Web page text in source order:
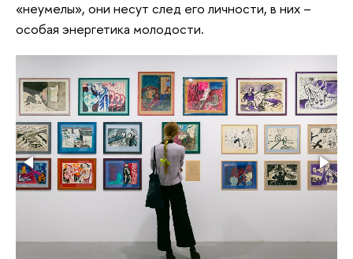
«неумелы», они несут след его личности, в них –
особая энергетика молодости.